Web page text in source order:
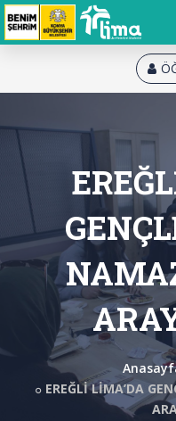
EREĞLİ LİMA’DA